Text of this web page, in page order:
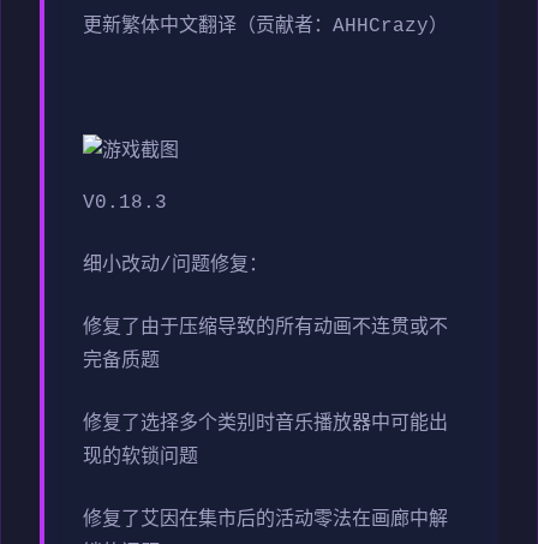
更新繁体中文翻译（贡献者：AHHCrazy）
V0.18.3
细小改动/问题修复：
修复了由于压缩导致的所有动画不连贯或不
完备质题
修复了选择多个类别时音乐播放器中可能出
现的软锁问题
修复了艾因在集市后的活动零法在画廊中解